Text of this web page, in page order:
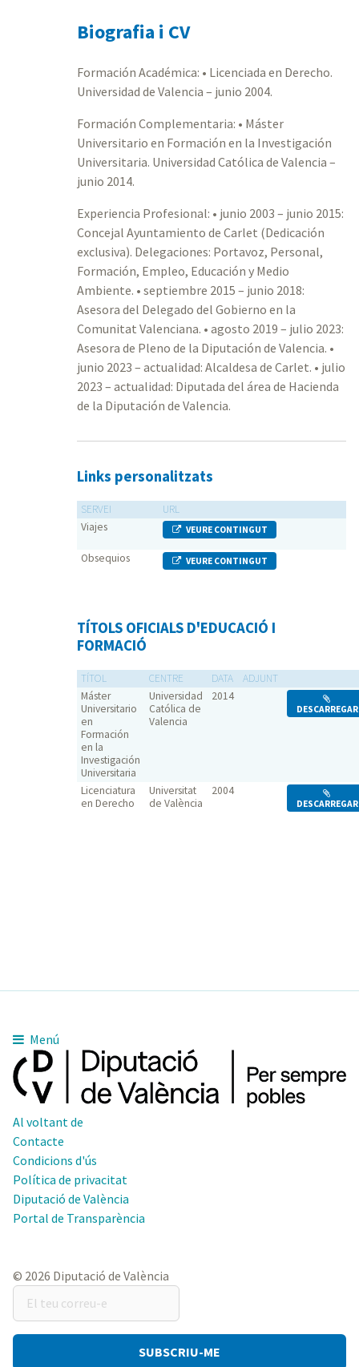
Biografia i CV
Formación Académica: • Licenciada en Derecho.
Universidad de Valencia – junio 2004.
Formación Complementaria: • Máster
Universitario en Formación en la Investigación
Universitaria. Universidad Católica de Valencia –
junio 2014.
Experiencia Profesional: • junio 2003 – junio 2015:
Concejal Ayuntamiento de Carlet (Dedicación
exclusiva). Delegaciones: Portavoz, Personal,
Formación, Empleo, Educación y Medio
Ambiente. • septiembre 2015 – junio 2018:
Asesora del Delegado del Gobierno en la
Comunitat Valenciana. • agosto 2019 – julio 2023:
Asesora de Pleno de la Diputación de Valencia. •
junio 2023 – actualidad: Alcaldesa de Carlet. • julio
2023 – actualidad: Diputada del área de Hacienda
de la Diputación de Valencia.
Links personalitzats
SERVEI
URL
Viajes
VEURE CONTINGUT
Obsequios VEURE CONTINGUT
TÍTOLS OFICIALS D'EDUCACIÓ I
FORMACIÓ
TÍTOL CENTRE DATA
ADJUNT
Máster
Universitario
en
Formación
en la
Investigación
Universitaria
Universidad
Católica de
Valencia
2014
DESCARREGAR
Licenciatura
en Derecho
Universitat
de València
2004
DESCARREGAR
Menú
Al voltant de
Contacte
Condicions d'ús
Política de privacitat
Diputació de València
Portal de Transparència
© 2026 Diputació de València
El
teu
correu-